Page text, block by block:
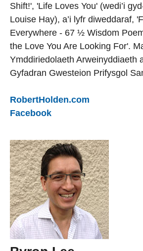
Shift!', 'Life Loves You' (wedi’i
Louise Hay), a’i lyfr diweddaraf,
Everywhere - 67 ½ Wisdom
the Love You Are Looking For'.
Ymddiriedolaeth Arweinyddiaeth
Gyfadran Gwesteion Prifysgol
RobertHolden.com
Facebook